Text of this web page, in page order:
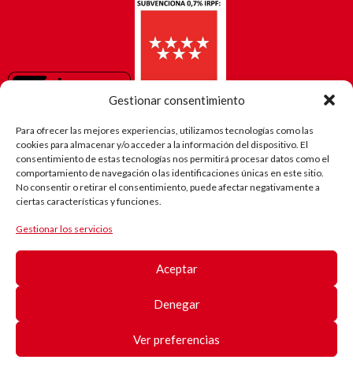
Gestionar consentimiento
Para ofrecer las mejores experiencias, utilizamos tecnologías como las
cookies para almacenar y/o acceder a la información del dispositivo. El
consentimiento de estas tecnologías nos permitirá procesar datos como el
comportamiento de navegación o las identificaciones únicas en este sitio.
No consentir o retirar el consentimiento, puede afectar negativamente a
ciertas características y funciones.
Gestionar los servicios
Aceptar
Denegar
Ver preferencias
El camino